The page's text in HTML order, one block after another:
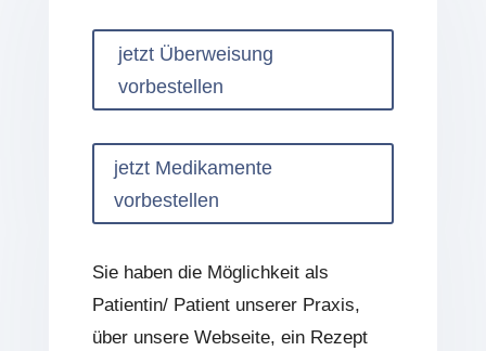
jetzt Überweisung
vorbestellen
jetzt Medikamente
vorbestellen
Sie haben die Möglichkeit als
Patientin/ Patient unserer Praxis,
über unsere Webseite, ein Rezept